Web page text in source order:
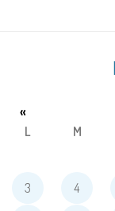
«
L M
3 4